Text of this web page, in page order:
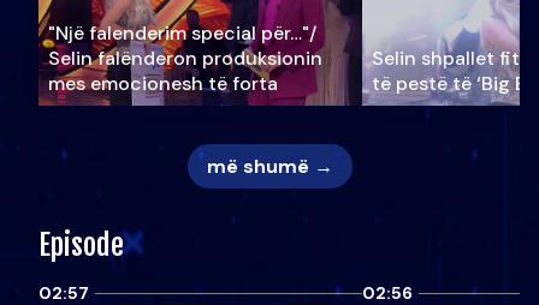
"Një falenderim special për…"/
Selin falënderon produksionin
mes emocionesh të forta
Selin shpallet
të pestë të ‘Big
më shumë →
Episode
02:57 02:56